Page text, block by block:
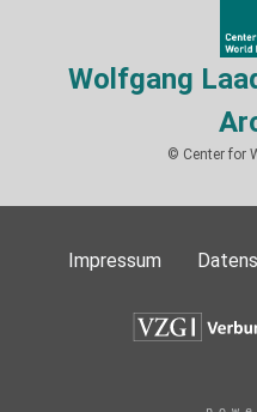
Wolfgang
© Center for
Impressum